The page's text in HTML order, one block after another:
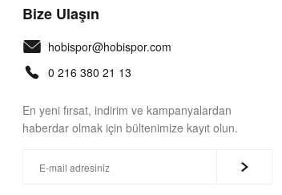
Bize Ulaşın
hobispor@hobispor.com
0 216 380 21 13
En yeni fırsat, indirim ve kampanyalardan
haberdar olmak için bültenimize kayıt olun.